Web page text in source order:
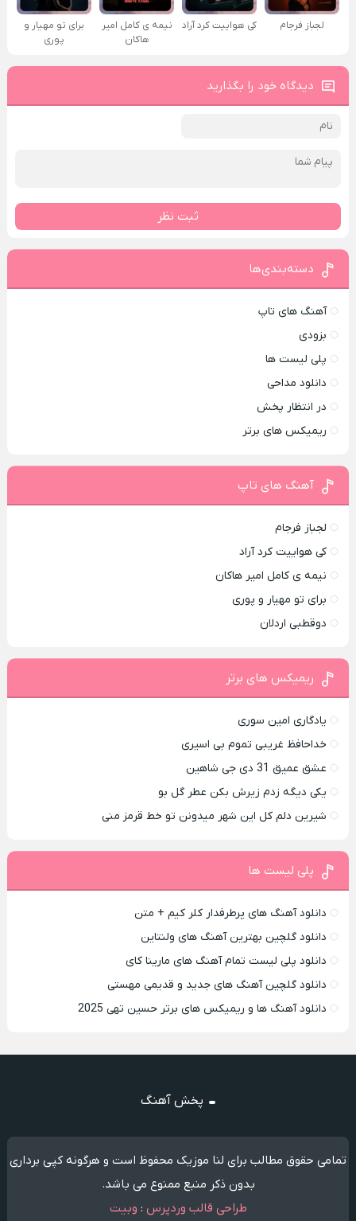
لجباز فرجام کی هواییت کرد آراد
نیمه ی کامل امیر
هاکان
برای تو مهیار و
پوری
دیدگاه خود را بگذارید
ثبت نظر
دسته‌بندی‌ها
آهنگ های تاپ
بزودی
پلی لیست ها
دانلود مداحی
در انتظار پخش
ریمیکس های برتر
آهنگ های تاپ
لجباز فرجام
کی هواییت کرد آراد
نیمه ی کامل امیر هاکان
برای تو مهیار و پوری
دوقطبی اردلان
ریمیکس های برتر
یادگاری امین سوری
خداحافظ غریبی تموم بی اسیری
عشق عمیق 31 دی جی شاهین
یکی دیگه زدم زیرش بکن عطر گل بو
شیرین دلم کل این شهر میدونن تو خط قرمز منی
پلی لیست ها
دانلود آهنگ های پرطرفدار کلر کیم + متن
دانلود گلچین بهترین آهنگ های ولنتاین
دانلود پلی لیست تمام آهنگ های مارینا کای
دانلود گلچین آهنگ های جدید و قدیمی مهستی
دانلود آهنگ ها و ریمیکس های برتر حسین تهی 2025
پخش آهنگ
تمامی حقوق مطالب برای لنا موزیک محفوظ است و هرگونه کپی برداری
بدون ذکر منبع ممنوع می باشد.
طراحی قالب وردپرس : وبیت